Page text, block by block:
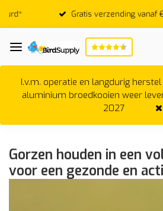
Gratis verzending vanaf €75,-
I.v.m. operatie en langdurig
aluminium broedkooien weer
2027
Gorzen houden in een
voor een gezonde en